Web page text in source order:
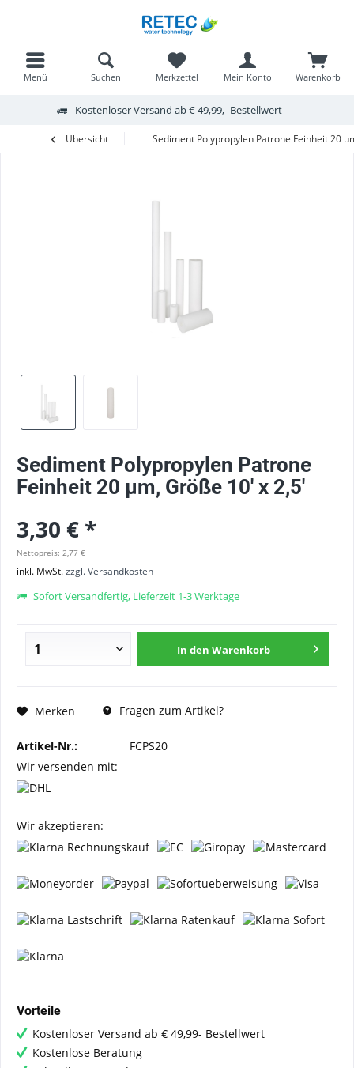
Kostenloser Versand ab € 49,99,- Bestellwert
Menü Warenkorb
Merkzettel Mein Konto
Suchen
Übersicht Sediment Polypropylen Patrone Feinheit 20
Sediment Polypropylen Patrone
Feinheit 20 µm, Größe 10' x 2,5'
3,30 € *
Nettopreis: 2,77 €
inkl. MwSt.zzgl. Versandkosten
Sofort Versandfertig, Lieferzeit 1-3 Werktage
In den Warenkorb
Merken Fragen zum Artikel?
Artikel-Nr.:
FCPS20
Wir versenden mit:
Wir akzeptieren:
Vorteile
Kostenloser Versand ab € 49,99- Bestellwert
Kostenlose Beratung